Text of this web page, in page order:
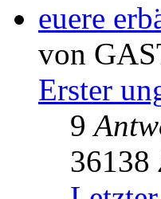
euere
von
Erster
9
36138